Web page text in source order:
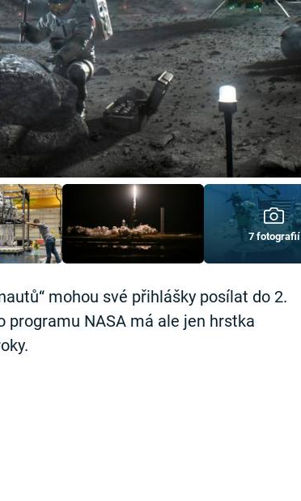
7 fotografií
mohou své přihlášky posílat do 2.
programu NASA má ale jen hrstka